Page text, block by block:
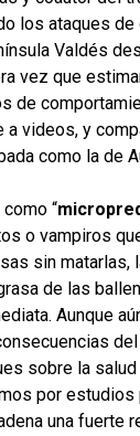
los ataques
Valdés
vez que
de
a videos, y
como la de
“
o vampiros
sin matarlas,
de las
Aunque
sobre la
por estudios
una fuerte